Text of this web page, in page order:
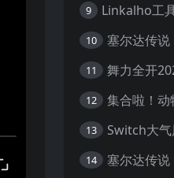
9
10
11
12
13
14